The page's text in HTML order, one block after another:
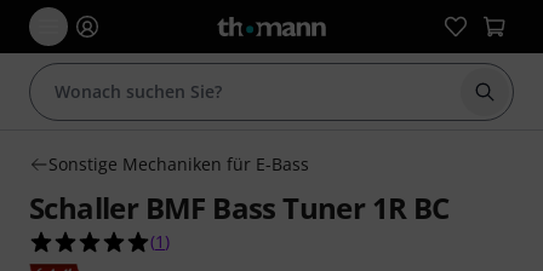
Suche
Sonstige Mechaniken für E-Bass
Schaller BMF Bass Tuner 1R BC
5.0 von 5 Sternen aus 1 Kundenbewertungen
(1 )